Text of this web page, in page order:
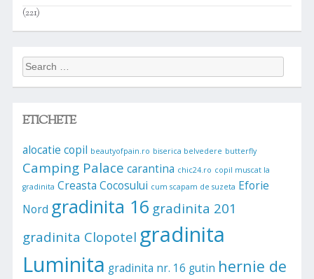
(221)
Search
for:
ETICHETE
alocatie copil beautyofpain.ro biserica belvedere butterfly
Camping Palace carantina chic24.ro copil muscat la
gradinita Creasta Cocosului cum scapam de suzeta Eforie
Nord gradinita 16 gradinita 201
gradinita Clopotel gradinita
Luminita gradinita nr. 16 gutin hernie de